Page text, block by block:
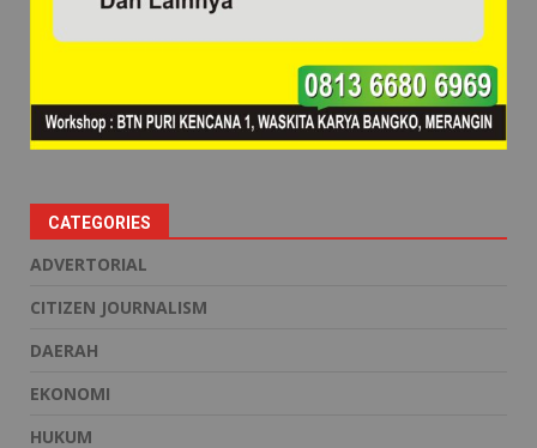
CATEGORIES
ADVERTORIAL
CITIZEN JOURNALISM
DAERAH
EKONOMI
HUKUM